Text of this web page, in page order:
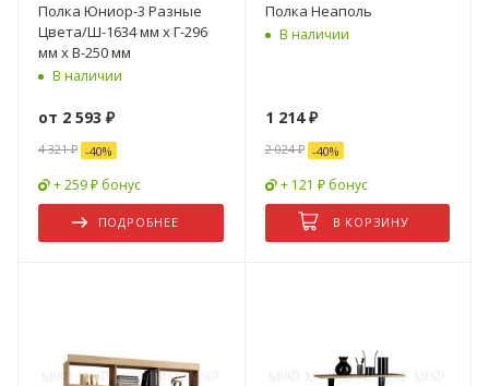
Полка Юниор-3 Разные
Цвета/Ш-1634 мм x Г-296
мм х В-250 мм
В наличии
от 2 593 ₽
4 321 ₽ -40%
+ 259 ₽ бонус
ПОДРОБНЕЕ
Полка Неаполь
В наличии
1 214₽
2 024₽ -40%
+ 121 ₽ бонус
В КОРЗИНУ